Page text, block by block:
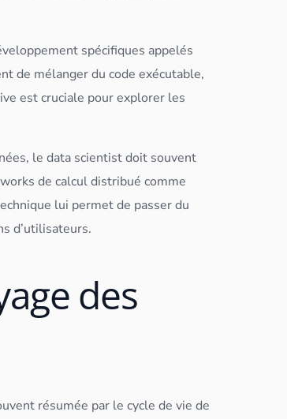
spécifiques appelés
de mélanger du code exécutable,
est cruciale pour explorer les
, ledata scientistdoit souvent
de calcul distribué comme
lui permet de passer du
d’utilisateurs.
des
résumée par le cycle de vie de